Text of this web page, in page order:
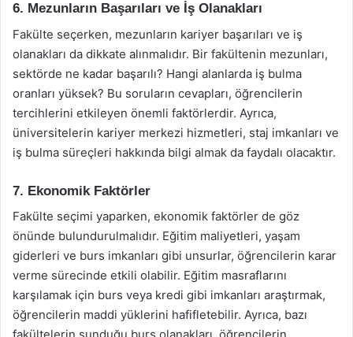
6. Mezunların Başarıları ve İş Olanakları
Fakülte seçerken, mezunların kariyer başarıları ve iş
olanakları da dikkate alınmalıdır. Bir fakültenin mezunları,
sektörde ne kadar başarılı? Hangi alanlarda iş bulma
oranları yüksek? Bu soruların cevapları, öğrencilerin
tercihlerini etkileyen önemli faktörlerdir. Ayrıca,
üniversitelerin kariyer merkezi hizmetleri, staj imkanları ve
iş bulma süreçleri hakkında bilgi almak da faydalı olacaktır.
7. Ekonomik Faktörler
Fakülte seçimi yaparken, ekonomik faktörler de göz
önünde bulundurulmalıdır. Eğitim maliyetleri, yaşam
giderleri ve burs imkanları gibi unsurlar, öğrencilerin karar
verme sürecinde etkili olabilir. Eğitim masraflarını
karşılamak için burs veya kredi gibi imkanları araştırmak,
öğrencilerin maddi yüklerini hafifletebilir. Ayrıca, bazı